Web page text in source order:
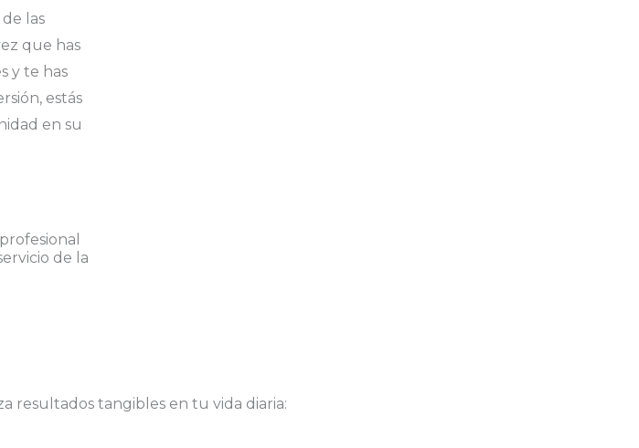
las
que has
y te has
estás
en su
de la
resultados tangibles en tu vida diaria: